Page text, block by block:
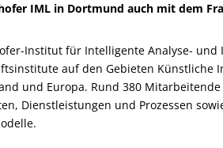
IML in Dortmund auch mit dem
Institut für Intelligente Analyse-
auf den Gebieten Künstliche
und Europa. Rund 380
Dienstleistungen und Prozessen